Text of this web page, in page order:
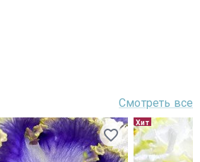
Смотреть все
Хит